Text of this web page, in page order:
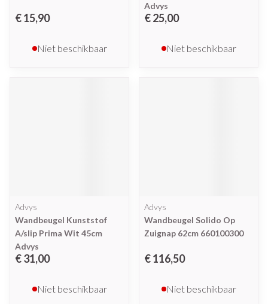
€ 15,90
Niet beschikbaar
Advys
€ 25,00
Niet beschikbaar
Advys
Wandbeugel Kunststof
A/slip Prima Wit 45cm
Advys
€ 31,00
Niet beschikbaar
Advys
Wandbeugel Solido Op
Zuignap 62cm 660100300
€ 116,50
Niet beschikbaar